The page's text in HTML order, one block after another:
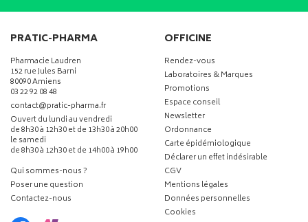
PRATIC-PHARMA
Pharmacie Laudren
152 rue Jules Barni
80090 Amiens
03 22 92 08 48
contact-
@-
pratic-pharma.fr
Ouvert du lundi au vendredi
de 8h30 à 12h30 et de 13h30 à 20h00
le samedi
de 8h30 à 12h30 et de 14h00 à 19h00
Qui sommes-nous ?
Poser une question
Contactez-nous
OFFICINE
Rendez-vous
Laboratoires & Marques
Promotions
Espace conseil
Newsletter
Ordonnance
Carte épidémiologique
Déclarer un effet indésirable
CGV
Mentions légales
Données personnelles
Cookies